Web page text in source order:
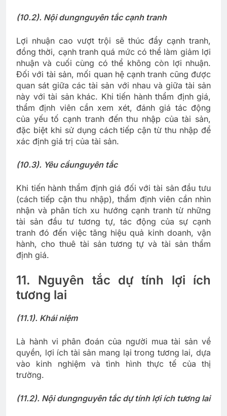
(10.2). Nội dungnguyên tắc cạnh tranh
Lợi nhuận cao vượt trội sẽ thúc đẩy cạnh tranh,
đồng thời, cạnh tranh quá mức có thể làm giảm lợi
nhuận và cuối cùng có thể không còn lợi nhuận.
Đối với tài sản, mối quan hệ cạnh tranh cũng được
quan sát giữa các tài sản với nhau và giữa tài sản
này với tài sản khác. Khi tiến hành thẩm định giá,
thẩm định viên cần xem xét, đánh giá tác động
của yếu tố cạnh tranh đến thu nhập của tài sản,
đặc biệt khi sử dụng cách tiếp cận từ thu nhập để
xác định giá trị của tài sản.
(10.3). Yêu cầunguyên tắc
Khi tiến hành thẩm định giá đối với tài sản đầu tưu
(cách tiếp cận thu nhập), thẩm định viên cần nhìn
nhận và phân tích xu hướng cạnh tranh từ những
tài sản đầu tư tương tự, tác động của sự cạnh
tranh đó đến việc tăng hiệu quả kinh doanh, vận
hành, cho thuê tài sản tương tự và tài sản thẩm
định giá.
11. Nguyên tắc dự tính lợi ích
tương lai
(11.1). Khái niệm
Là hành vi phân đoán của người mua tài sản về
quyền, lợi ích tài sản mang lại trong tương lai, dựa
vào kinh nghiệm và tình hình thực tế của thị
trường.
(11.2). Nội dungnguyên tắc dự tính lợi ích tương lai